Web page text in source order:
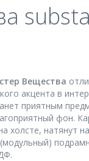
Вещества
акцента в
приятным
фон.
холсте, натянут на